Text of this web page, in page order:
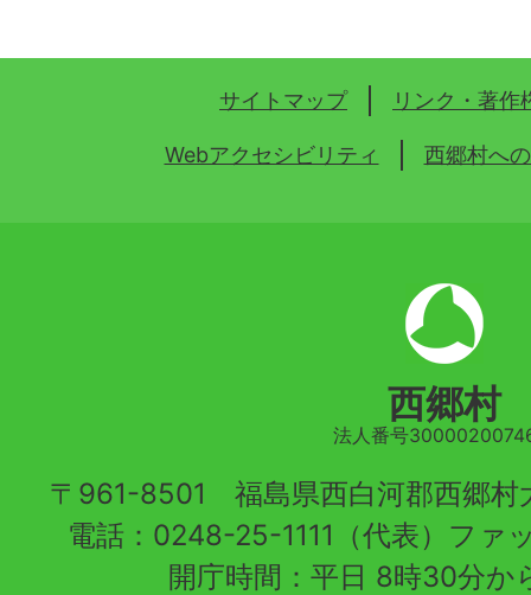
サイトマップ リンク・著作
Webアクセシビリティ 西郷村へ
西郷村
法人番号
〒961-8501 福島県西白河郡西郷村
電話：0248-25-1111（代表）フ
開庁時間：平日 8時30分か